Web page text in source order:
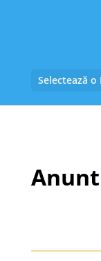
Selectează o